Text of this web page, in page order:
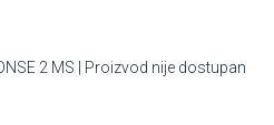
2 MS | Proizvod nije dostupan